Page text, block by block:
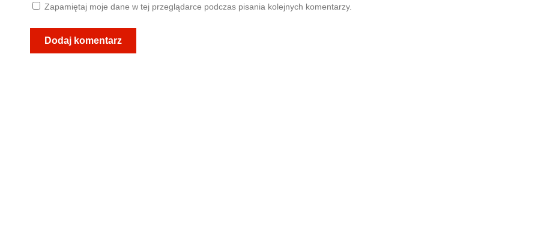
Zapamiętaj moje dane w tej przeglądarce podczas pisania kolejnych komentarzy.